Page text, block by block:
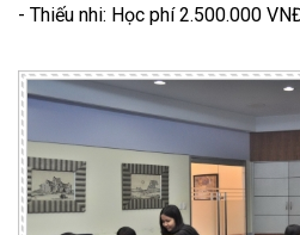
- Thiếu nhi: Học phí 2.500.000